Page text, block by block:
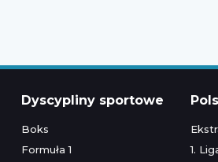
Dyscypliny sportowe
Boks
Formuła 1
1.